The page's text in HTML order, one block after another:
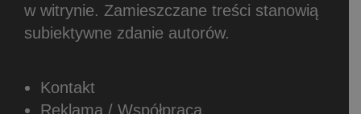
w witrynie. Zamieszczane treści stanowią
subiektywne zdanie autorów.
Kontakt
Reklama / Współpraca